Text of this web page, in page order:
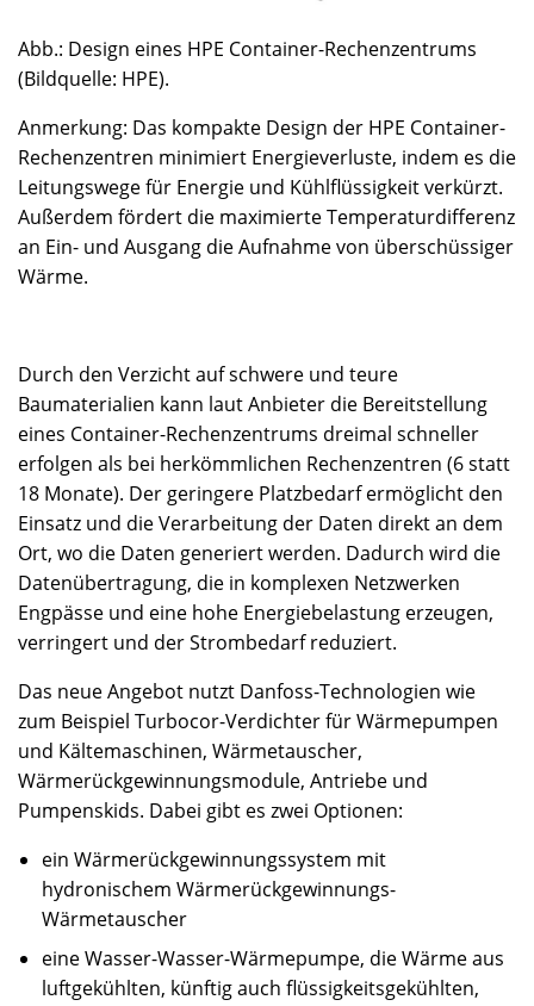
Abb.: Design eines HPE Container-Rechenzentrums
(Bildquelle: HPE).
Anmerkung: Das kompakte Design der HPE Container-
Rechenzentren minimiert Energieverluste, indem es die
Leitungswege für Energie und Kühlflüssigkeit verkürzt.
Außerdem fördert die maximierte Temperaturdifferenz
an Ein- und Ausgang die Aufnahme von überschüssiger
Wärme.
Durch den Verzicht auf schwere und teure
Baumaterialien kann laut Anbieter die Bereitstellung
eines Container-Rechenzentrums dreimal schneller
erfolgen als bei herkömmlichen Rechenzentren (6 statt
18 Monate). Der geringere Platzbedarf ermöglicht den
Einsatz und die Verarbeitung der Daten direkt an dem
Ort, wo die Daten generiert werden. Dadurch wird die
Datenübertragung, die in komplexen Netzwerken
Engpässe und eine hohe Energiebelastung erzeugen,
verringert und der Strombedarf reduziert.
Das neue Angebot nutzt Danfoss-Technologien wie
zum Beispiel Turbocor-Verdichter für Wärmepumpen
und Kältemaschinen, Wärmetauscher,
Wärmerückgewinnungsmodule, Antriebe und
Pumpenskids. Dabei gibt es zwei Optionen:
ein Wärmerückgewinnungssystem mit
hydronischem Wärmerückgewinnungs-
Wärmetauscher
eine Wasser-Wasser-Wärmepumpe, die Wärme aus
luftgekühlten, künftig auch flüssigkeitsgekühlten,